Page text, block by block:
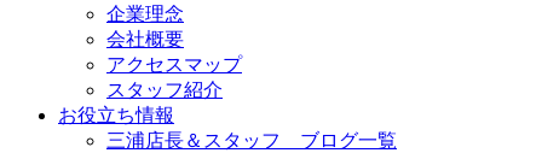
企業理念
会社概要
アクセスマップ
スタッフ紹介
お役立ち情報
三浦店長＆スタッフ ブログ一覧